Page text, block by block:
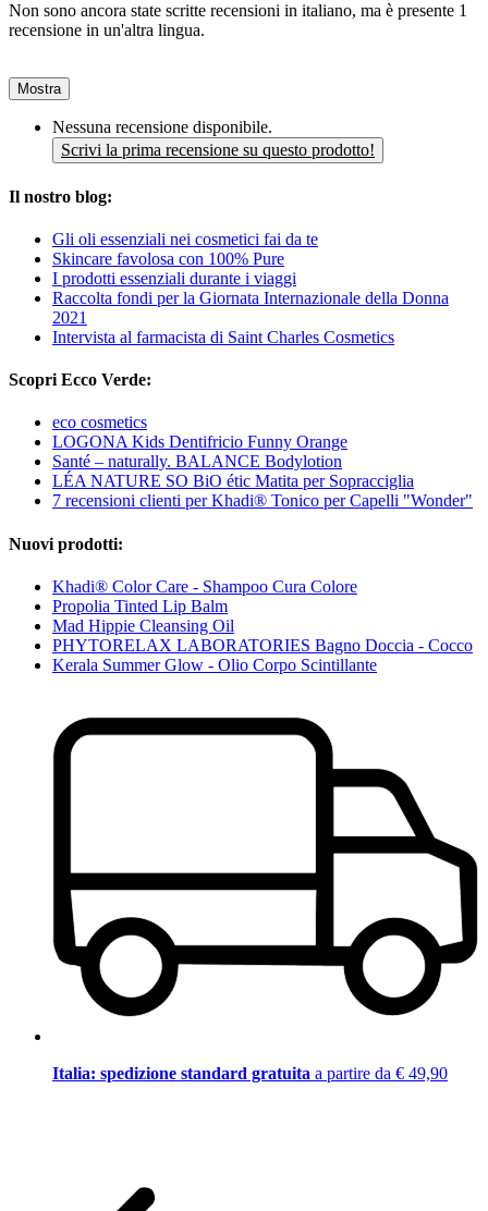
Non sono ancora state scritte recensioni in italiano, ma è presente 1
recensione in un'altra lingua.
Mostra
Nessuna recensione disponibile.
Scrivi la prima recensione su questo prodotto!
Il nostro blog:
Gli oli essenziali nei cosmetici fai da te
Skincare favolosa con 100% Pure
I prodotti essenziali durante i viaggi
Raccolta fondi per la Giornata Internazionale della Donna
2021
Intervista al farmacista di Saint Charles Cosmetics
Scopri Ecco Verde:
eco cosmetics
LOGONA Kids Dentifricio Funny Orange
Santé – naturally. BALANCE Bodylotion
LÉA NATURE SO BiO étic Matita per Sopracciglia
7 recensioni clienti per Khadi® Tonico per Capelli "Wonder"
Nuovi prodotti:
Khadi® Color Care - Shampoo Cura Colore
Propolia Tinted Lip Balm
Mad Hippie Cleansing Oil
PHYTORELAX LABORATORIES Bagno Doccia - Cocco
Kerala Summer Glow - Olio Corpo Scintillante
Italia: spedizione standard gratuita a partire da € 49,90